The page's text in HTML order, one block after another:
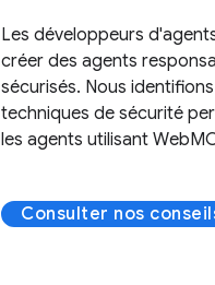
Les développeurs
créer des agents
sécurisés. Nous
techniques de sécurité
les agents utilisant
Consulter nos